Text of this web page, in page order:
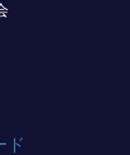
ド